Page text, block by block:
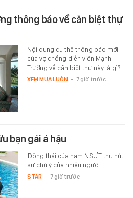
thông báo về căn biệt thự
Nội dung cụ thể thông báo mới
của vợ chồng diễn viên Mạnh
Trường về căn biệt thự này là gì?
XEM MUA LUÔN - 7 giờ trước
bạn gái á hậu
Động thái của nam NSƯT thu hút
sự chú ý của nhiều người.
STAR - 7 giờ trước